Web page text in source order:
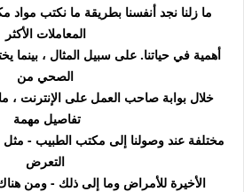
ما زلنا نجد أنفسنا بطريقة ما نكتب مواد
المعاملات الأكثر
أهمية في حياتنا. على سبيل المثال ، بينما
الصحي من
خلال بوابة صاحب العمل على الإنترنت ، ما
تفاصيل مهمة
مختلفة عند وصولنا إلى مكتب الطبيب - مثل
التعرض
الأخيرة للأمراض وما إلى ذلك - ومن